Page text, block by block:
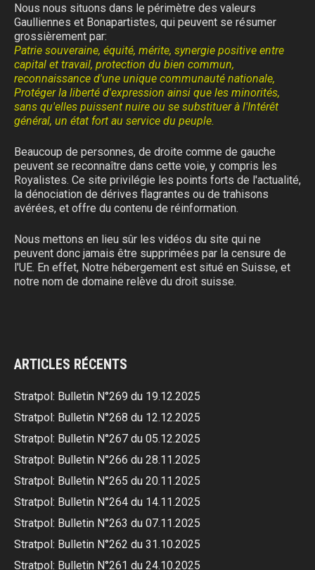
Nous nous situons dans le périmètre des valeurs
Gaulliennes et Bonapartistes, qui peuvent se résumer
grossièrement par:
Patrie souveraine, équité, mérite, synergie positive entre
capital et travail, protection du bien commun,
reconnaissance d'une unique communauté nationale,
Protéger la liberté d'expression ainsi que les minorités,
sans qu'elles puissent nuire ou se substituer à l'Intérêt
général, un état fort au service du peuple.
Beaucoup de personnes, de droite comme de gauche
peuvent se reconnaître dans cette voie, y compris les
Royalistes. Ce site privilégie les points forts de l'actualité,
la dénociation de dérives flagrantes ou de trahisons
avérées, et offre du contenu de réinformation.
Nous mettons en lieu sûr les vidéos du site qui ne
peuvent donc jamais être supprimées par la censure de
l'UE. En effet, Notre hébergement est situé en Suisse, et
notre nom de domaine relève du droit suisse.
ARTICLES RÉCENTS
Stratpol: Bulletin N°269 du 19.12.2025
Stratpol: Bulletin N°268 du 12.12.2025
Stratpol: Bulletin N°267 du 05.12.2025
Stratpol: Bulletin N°266 du 28.11.2025
Stratpol: Bulletin N°265 du 20.11.2025
Stratpol: Bulletin N°264 du 14.11.2025
Stratpol: Bulletin N°263 du 07.11.2025
Stratpol: Bulletin N°262 du 31.10.2025
Stratpol: Bulletin N°261 du 24.10.2025